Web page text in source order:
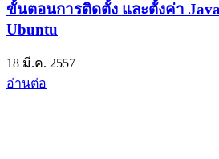
ขั้นตอนการติดตั้ง และตั้งค่า
Ubuntu
18 มี.ค. 2557
อ่านต่อ